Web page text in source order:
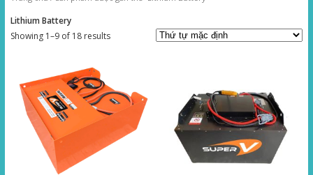
Lithium Battery
Showing 1–9 of 18 results